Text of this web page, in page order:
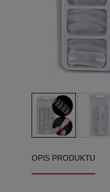
OPIS PRODUKTU